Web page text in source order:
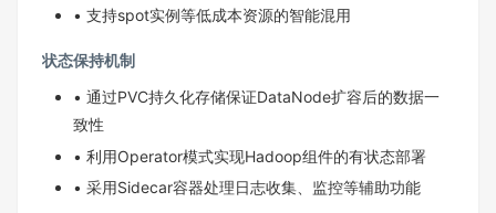
• 支持spot实例等低成本资源的智能混用
状态保持机制
• 通过PVC持久化存储保证DataNode扩容后的数据一
致性
• 利用Operator模式实现Hadoop组件的有状态部署
• 采用Sidecar容器处理日志收集、监控等辅助功能